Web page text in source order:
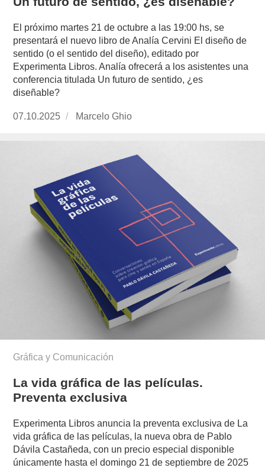
El próximo martes 21 de octubre a las 19:00 hs, se
presentará el nuevo libro de Analía Cervini El diseño de
sentido (o el sentido del diseño), editado por
Experimenta Libros. Analía ofrecerá a los asistentes una
conferencia titulada Un futuro de sentido, ¿es
diseñable?
Publicado
07.10.2025
https://www.experimenta.es/author/marcelo-
Marcelo Ghio
Gráfica y Comunicación
La vida gráfica de las películas.
Preventa exclusiva
Experimenta Libros anuncia la preventa exclusiva de La
vida gráfica de las películas, la nueva obra de Pablo
Dávila Castañeda, con un precio especial disponible
únicamente hasta el domingo 21 de septiembre de 2025